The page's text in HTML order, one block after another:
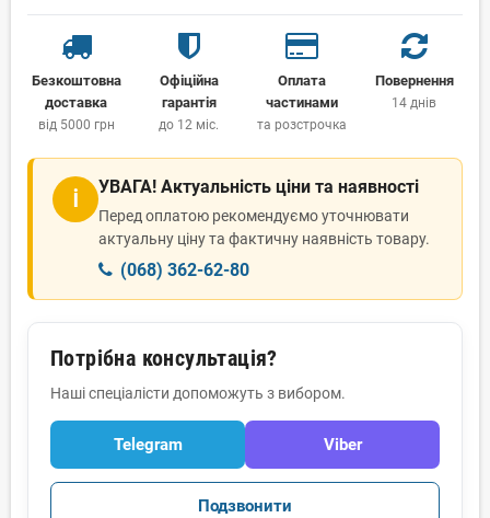
Безкоштовна
доставка
від 5000 грн
Офіційна
гарантія
до 12 міс.
Оплата
частинами
та розстрочка
Повернення
14 днів
ℹ УВАГА! Актуальність ціни та наявності
Перед оплатою рекомендуємо уточнювати
актуальну ціну та фактичну наявність товару.
(068) 362-62-80
Потрібна консультація?
Наші спеціалісти допоможуть з вибором.
Telegram Viber
Подзвонити